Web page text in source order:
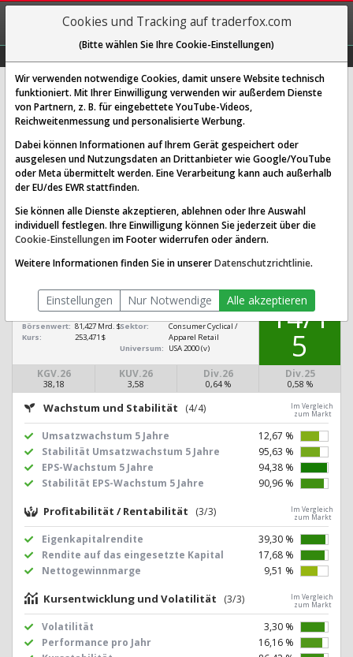
REGIS-
TRIEREN
Ross Stores Aktie: Realtime-Kurs &
Analyse (870053 | ROST)
SCORING SYSTEMS:
Qualitäts-Check Dividenden-Check
Wachstums-Check
Robustheits-Check
Qualitäts-Check:Ist die Aktie zum Investieren
Infos zum Score
Ross Stores [ROST 870053
US7782961038]
Börsenwert: 81,427 Mrd. $
Kurs:
253,471 $
Sektor:
Consumer Cyclical /
Apparel Retail
Universum:
USA 2000 (v)
KGV.26
38,18
KUV.26
3,58
Div.26
0,64 %
Div.25
0,58 %
14/1
5
Wachstum und Stabilität (4/4)
Im Vergleich
zum Markt
Umsatzwachstum 5 Jahre
12,67 %
Stabilität Umsatzwachstum 5 Jahre
95,63 %
EPS-Wachstum 5 Jahre
94,38 %
Stabilität EPS-Wachstum 5 Jahre
90,96 %
Profitabilität / Rentabilität (3/3)
Im Vergleich
zum Markt
Eigenkapitalrendite
39,30 %
Rendite auf das eingesetzte Kapital
17,68 %
Nettogewinnmarge
9,51 %
Kursentwicklung und Volatilität (3/3)
Im Vergleich
zum Markt
Volatilität
3,30 %
Performance pro Jahr
16,16 %
Cookies und Tracking auf traderfox.com
(Bitte wählen Sie Ihre Cookie-Einstellungen)
Wir verwenden notwendige Cookies, damit unsere Website technisch
funktioniert. Mit Ihrer Einwilligung verwenden wir außerdem Dienste
von Partnern, z. B. für eingebettete YouTube-Videos,
Reichweitenmessung und personalisierte Werbung.
Dabei können Informationen auf Ihrem Gerät gespeichert oder
ausgelesen und Nutzungsdaten an Drittanbieter wie Google/YouTube
oder Meta übermittelt werden. Eine Verarbeitung kann auch außerhalb
der EU/des EWR stattfinden.
Sie können alle Dienste akzeptieren, ablehnen oder Ihre Auswahl
individuell festlegen. Ihre Einwilligung können Sie jederzeit über die
Cookie-Einstellungen im Footer widerrufen oder ändern.
Weitere Informationen finden Sie in unsererDatenschutzrichtlinie.
Einstellungen Nur Notwendige Alle akzeptieren